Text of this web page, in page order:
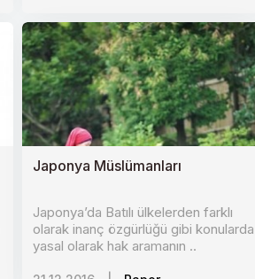
Japonya Müslümanları
Japonya’da Batılı ülkelerden farklı
olarak inanç özgürlüğü gibi konularda
yasal olarak hak aramanın ..